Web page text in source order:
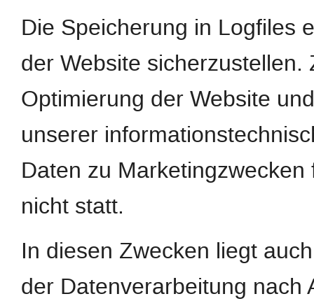
Die Speicherung in Logfiles
der Website
Optimierung der Website
unserer
Daten zu
nicht statt.
In diesen Zwecken liegt
der Datenverarbeitung nach